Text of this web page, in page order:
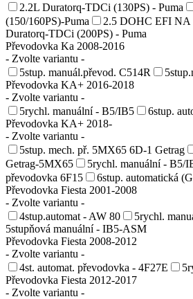
2.2L Duratorq-TDCi (130PS) - Puma
(150/160PS)-Puma
2.5 DOHC EFI NA
Duratorq-TDCi (200PS) - Puma
Převodovka Ka 2008-2016
- Zvolte variantu -
5stup. manuál.převod. C514R
Převodovka KA+ 2016-2018
- Zvolte variantu -
5rychl. manuální - B5/IB5
6stup.
Převodovka KA+ 2018-
- Zvolte variantu -
5stup. mech. př. 5MX65 6D-1 Getrag
Getrag-5MX65
5rychl. manuální - B5/
převodovka 6F15
6stup. automatická
Převodovka Fiesta 2001-2008
- Zvolte variantu -
4stup.automat - AW 80
5rychl.
5stupňová manuální - IB5-ASM
Převodovka Fiesta 2008-2012
- Zvolte variantu -
4st. automat. převodovka - 4F27E
Převodovka Fiesta 2012-2017
- Zvolte variantu -